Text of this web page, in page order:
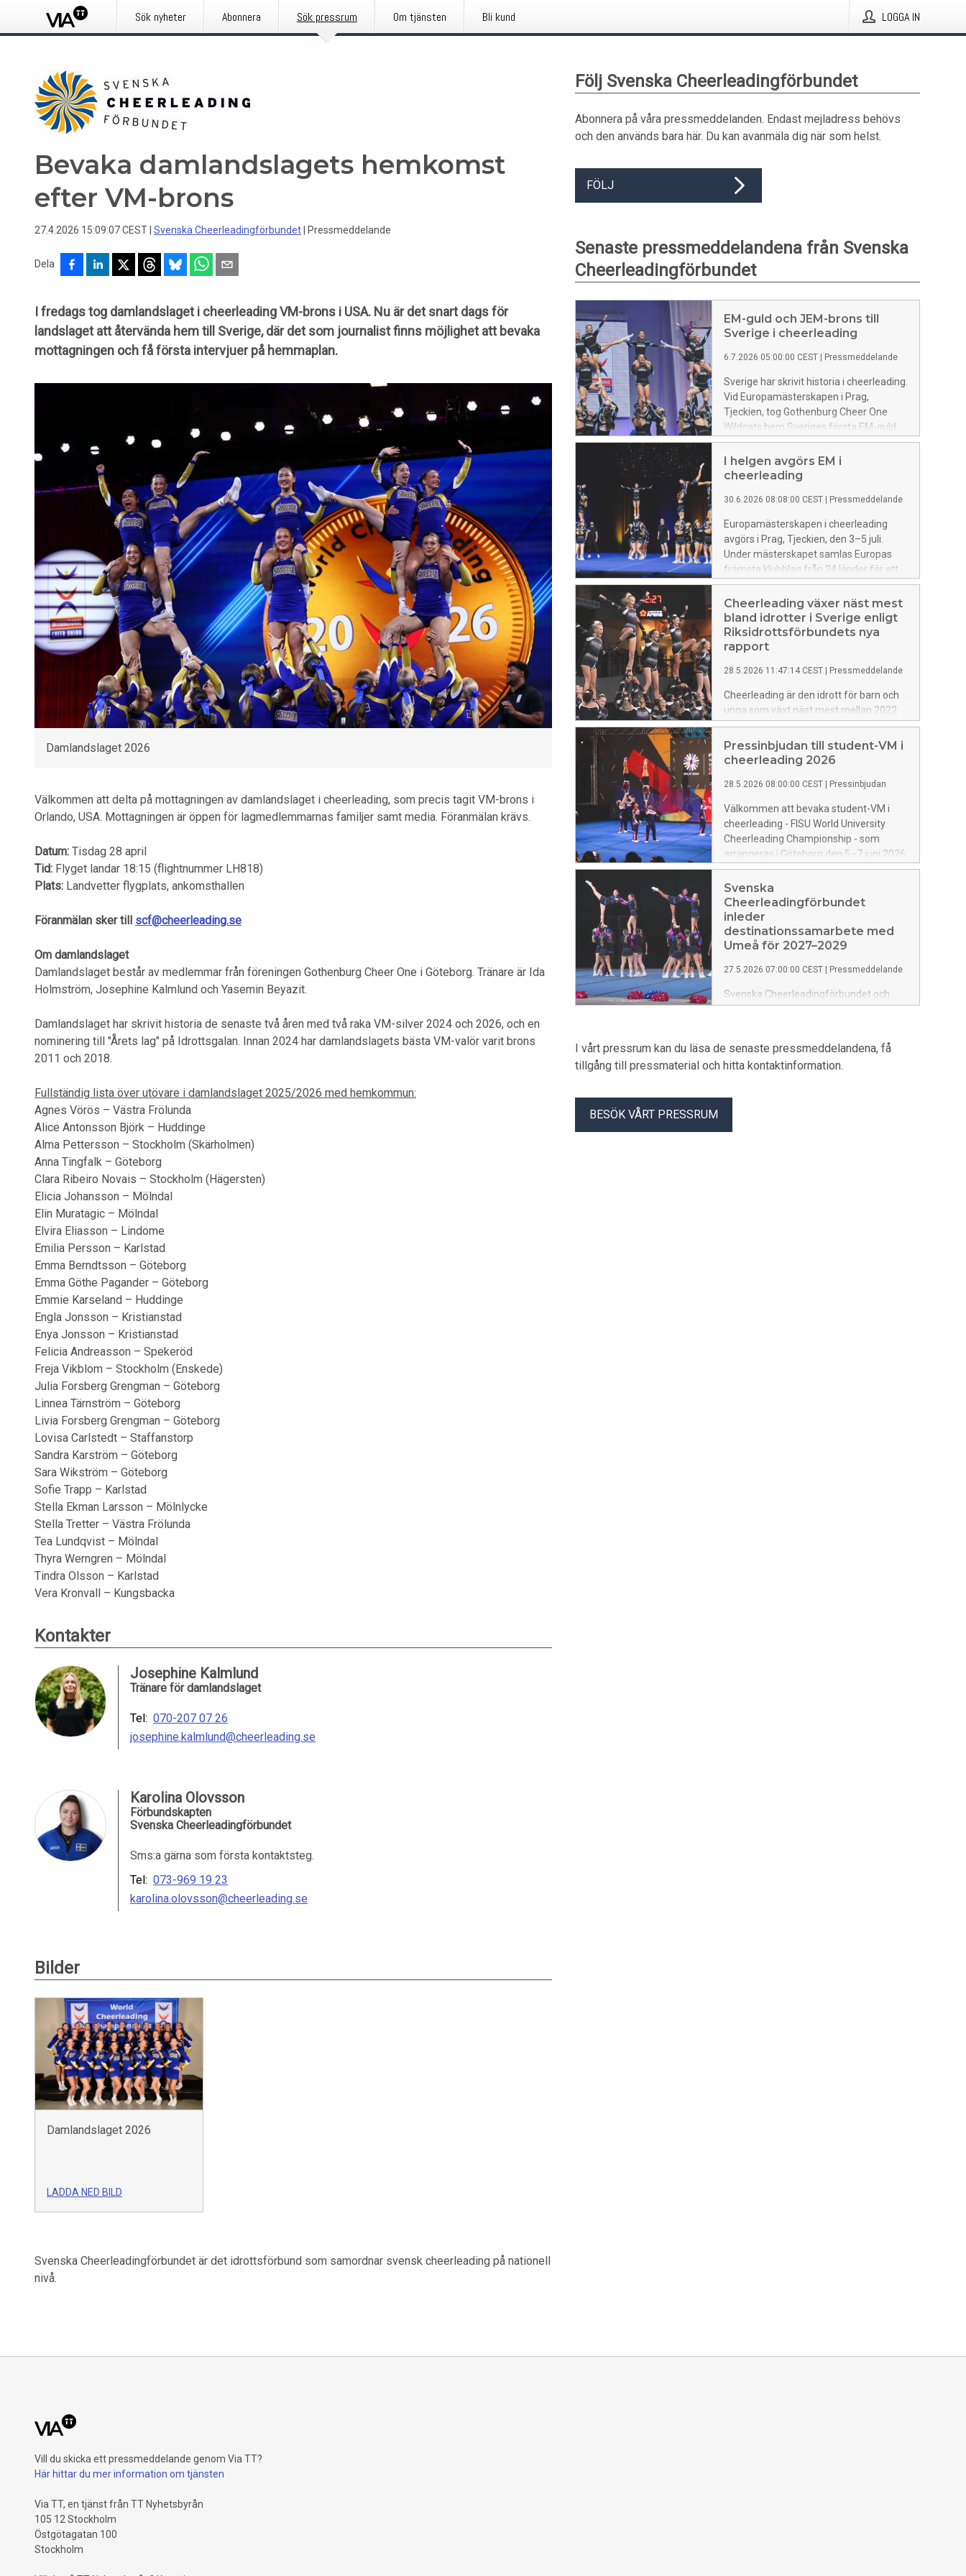
Sök nyheter Abonnera Sök pressrum Om tjänsten Bli kund LOGGA IN
Bevaka damlandslagets hemkomst
efter VM-brons
27.4.2026 15:09:07 CEST Svenska Cheerleadingförbundet Pressmeddelande
Dela
I fredags tog damlandslaget i cheerleading VM-brons i USA. Nu är det snart dags för
landslaget att återvända hem till Sverige, där det som journalist finns möjlighet att bevaka
mottagningen och få första intervjuer på hemmaplan.
Damlandslaget 2026
Välkommen att delta på mottagningen av damlandslaget i cheerleading, som precis tagit VM-brons i
Orlando, USA. Mottagningen är öppen för lagmedlemmarnas familjer samt media. Föranmälan krävs.
Datum: Tisdag 28 april
Tid: Flyget landar 18:15 (flightnummer LH818)
Plats: Landvetter flygplats, ankomsthallen
Föranmälan sker till scf@cheerleading.se
Om damlandslaget
Damlandslaget består av medlemmar från föreningen Gothenburg Cheer One i Göteborg. Tränare är Ida
Holmström, Josephine Kalmlund och Yasemin Beyazit.
Damlandslaget har skrivit historia de senaste två åren med två raka VM-silver 2024 och 2026, och en
nominering till "Årets lag" på Idrottsgalan. Innan 2024 har damlandslagets bästa VM-valör varit brons
2011 och 2018.
Fullständig lista över utövare i damlandslaget 2025/2026 med hemkommun:
Agnes Vörös – Västra Frölunda
Alice Antonsson Björk – Huddinge
Alma Pettersson – Stockholm (Skärholmen)
Anna Tingfalk – Göteborg
Clara Ribeiro Novais – Stockholm (Hägersten)
Elicia Johansson – Mölndal
Elin Muratagic – Mölndal
Elvira Eliasson – Lindome
Emilia Persson – Karlstad
Emma Berndtsson – Göteborg
Emma Göthe Pagander – Göteborg
Emmie Karseland – Huddinge
Engla Jonsson – Kristianstad
Enya Jonsson – Kristianstad
Felicia Andreasson – Spekeröd
Freja Vikblom – Stockholm (Enskede)
Julia Forsberg Grengman – Göteborg
Linnea Tärnström – Göteborg
Livia Forsberg Grengman – Göteborg
Lovisa Carlstedt – Staffanstorp
Sandra Karström – Göteborg
Sara Wikström – Göteborg
Sofie Trapp – Karlstad
Stella Ekman Larsson – Mölnlycke
Stella Tretter – Västra Frölunda
Tea Lundqvist – Mölndal
Thyra Werngren – Mölndal
Tindra Olsson – Karlstad
Vera Kronvall – Kungsbacka
Kontakter
Josephine Kalmlund
Tränare för damlandslaget
Tel: 070-207 07 26
josephine.kalmlund@cheerleading.se
Karolina Olovsson
Förbundskapten
Svenska Cheerleadingförbundet
Sms:a gärna som första kontaktsteg.
Tel: 073-969 19 23
karolina.olovsson@cheerleading.se
Bilder
Damlandslaget 2026
LADDA NED BILD
Svenska Cheerleadingförbundet är det idrottsförbund som samordnar svensk cheerleading på nationell
nivå.
Följ Svenska Cheerleadingförbundet
Abonnera på våra pressmeddelanden. Endast mejladress behövs
och den används bara här. Du kan avanmäla dig när som helst.
FÖLJ
Senaste pressmeddelandena från Svenska
Cheerleadingförbundet
EM-guld och JEM-brons till
Sverige i cheerleading
6.7.2026 05:00:00 CEST Pressmeddelande
Sverige har skrivit historia i cheerleading.
Vid Europamästerskapen i Prag,
Tjeckien, tog Gothenburg Cheer One
Wildcats hem Sveriges första EM-guld
någonsin i sportens högsta
tävlingsklass. Guldet kommer efter en
stark säsong där Wildcats även vunnit
gången och nominerats till Årets lag på
Idrottsgalan. Även junior-EM avgjordes
under helgen med två svenska lag i den
högsta tävlingsklassen. Gothenburg
Cheer One Bobcats tog hem brons,
medan GCF Uppsala USC Excaliburs
I helgen avgörs EM i
cheerleading
30.6.2026 08:08:00 CEST Pressmeddelande
Europamästerskapen i cheerleading
avgörs i Prag, Tjeckien, den 3–5 juli.
Under mästerskapet samlas Europas
främsta klubblag från 24 länder för att
göra upp om medaljerna. Sverige
representeras av fem lag.
Cheerleading växer näst mest
bland idrotter i Sverige enligt
Riksidrottsförbundets nya
rapport
28.5.2026 11:47:14 CEST Pressmeddelande
Cheerleading är den idrott för barn och
unga som växt näst mest mellan 2022
och 2025. Antal deltagartillfällen i
cheerleading ökade med 52 procent
under perioden.
Pressinbjudan till student-VM i
cheerleading 2026
28.5.2026 08:00:00 CEST Pressinbjudan
Välkommen att bevaka student-VM i
cheerleading - FISU World University
Cheerleading Championship - som
arrangeras i Göteborg den 5–7 juni 2026.
Mästerskapet avgörs i Kvibergs Parks is-
och idrottshall och samlar 16 nationer
från fem kontinenter för tre dagar av
internationell cheerleading på högsta
nivå.
Svenska
Cheerleadingförbundet
inleder
destinationssamarbete med
Umeå för 2027–2029
27.5.2026 07:00:00 CEST Pressmeddelande
Svenska Cheerleadingförbundet och
Visit Umeå inleder ett flerårigt
cheerleadingmästerskapet i norra
Sverige under perioden 2027–2029.
cheerleadingens utveckling i norra
attraktiv idrotts- och evenemangsstad.
I vårt pressrum kan du läsa de senaste pressmeddelandena, få
tillgång till pressmaterial och hitta kontaktinformation.
BESÖK VÅRT PRESSRUM
Vill du skicka ett pressmeddelande genom Via TT?
Här hittar du mer information om tjänsten
Via TT, en tjänst från TT Nyhetsbyrån
105 12 Stockholm
Östgötagatan 100
Stockholm